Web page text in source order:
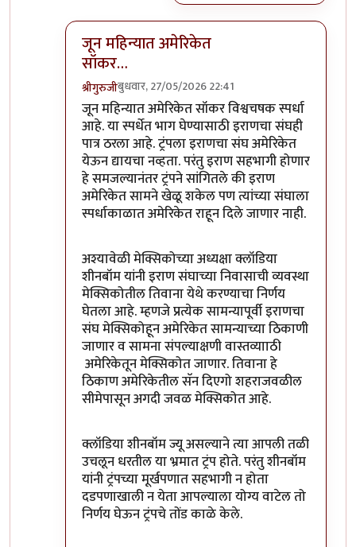
जून महिन्यात अमेरिकेत
सॉकर…
श्रीगुरुजीबुधवार, 27/05/2026 22:41
In reply toहे व्हेनेझुएलाच्या…byश्रीगुरुजी
जून महिन्यात अमेरिकेत सॉकर विश्वचषक स्पर्धा
आहे. या स्पर्धेत भाग घेण्यासाठी इराणचा संघही
पात्र ठरला आहे. ट्रंपला इराणचा संघ अमेरिकेत
येऊन द्यायचा नव्हता. परंतु इराण सहभागी होणार
हे समजल्यानंतर ट्रंपने सांगितले की इराण
अमेरिकेत सामने खेळू शकेल पण त्यांच्या संघाला
स्पर्धाकाळात अमेरिकेत राहून दिले जाणार नाही.
अश्यावेळी मेक्सिकोच्या अध्यक्षा क्लॉडिया
शीनबॉम यांनी इराण संघाच्या निवासाची व्यवस्था
मेक्सिकोतील तिवाना येथे करण्याचा निर्णय
घेतला आहे. म्हणजे प्रत्येक सामन्यापूर्वी इराणचा
संघ मेक्सिकोहून अमेरिकेत सामन्याच्या ठिकाणी
जाणार व सामना संपल्याक्षणी वास्तव्यााठी
अमेरिकेतून मेक्सिकोत जाणार. तिवाना हे
ठिकाण अमेरिकेतील सॅन दिएगो शहराजवळील
सीमेपासून अगदी जवळ मेक्सिकोत आहे.
क्लॉडिया शीनबॉम ज्यू असल्याने त्या आपली तळी
उचलून धरतील या भ्रमात ट्रंप होते. परंतु शीनबॉम
यांनी ट्रंपच्या मूर्खपणात सहभागी न होता
दडपणाखाली न येता आपल्याला योग्य वाटेल तो
निर्णय घेऊन ट्रंपचे तोंड काळे केले.